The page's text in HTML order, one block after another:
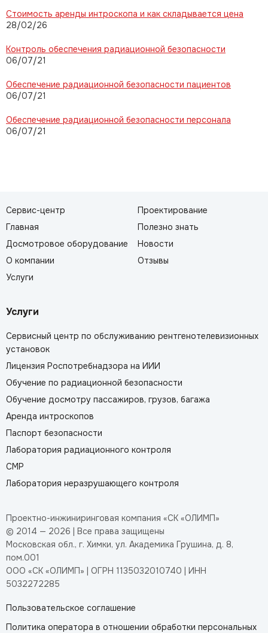
Стоимость аренды интроскопа и как складывается цена
28/02/26
Контроль обеспечения радиационной безопасности
06/07/21
Обеспечение радиационной безопасности пациентов
06/07/21
Обеспечение радиационной безопасности персонала
06/07/21
Сервис-центр
Главная
Досмотровое оборудование
О компании
Услуги
Проектирование
Полезно знать
Новости
Отзывы
Услуги
Сервисный центр по обслуживанию рентгенотелевизионных
установок
Лицензия Роспотребнадзора на ИИИ
Обучение по радиационной безопасности
Обучение досмотру пассажиров, грузов, багажа
Аренда интроскопов
Паспорт безопасности
Лаборатория радиационного контроля
СМР
Лаборатория неразрушающего контроля
Проектно-инжиниринговая компания «СК «ОЛИМП»
© 2014 — 2026 | Все права защищены
Московская обл., г. Химки, ул. Академика Грушина, д. 8,
пом.001
ООО «СК «ОЛИМП» | ОГРН 1135032010740 | ИНН
5032272285
Пользовательское соглашение
Политика оператора в отношении обработки персональных